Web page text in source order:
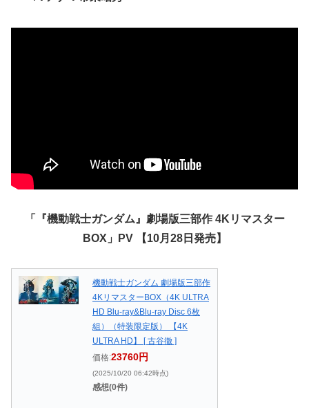
「『機動戦士ガンダム』劇場版三部作 4Kリマスター
BOX」PV 【10月28日発売】
機動戦士ガンダム 劇場版三部作
4KリマスターBOX（4K ULTRA
HD Blu-ray&Blu-ray Disc 6枚
組）（特装限定版） 【4K
ULTRA HD】 [ 古谷徹 ]
価格:23760円
(2025/10/20 06:42時点)
感想(0件)